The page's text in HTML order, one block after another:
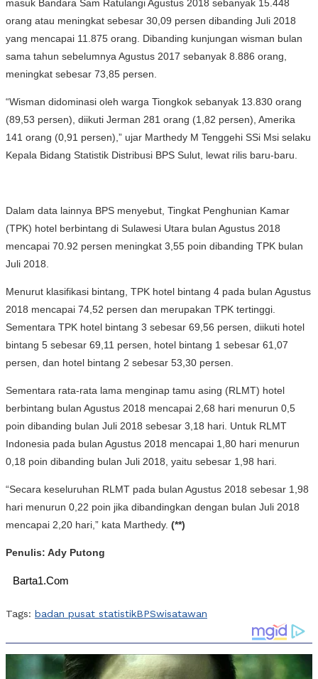
masuk Bandara Sam Ratulangi Agustus 2018 sebanyak 15.448
orang atau meningkat sebesar 30,09 persen dibanding Juli 2018
yang mencapai 11.875 orang. Dibanding kunjungan wisman bulan
sama tahun sebelumnya Agustus 2017 sebanyak 8.886 orang,
meningkat sebesar 73,85 persen.
“Wisman didominasi oleh warga Tiongkok sebanyak 13.830 orang
(89,53 persen), diikuti Jerman 281 orang (1,82 persen), Amerika
141 orang (0,91 persen),” ujar Marthedy M Tenggehi SSi Msi selaku
Kepala Bidang Statistik Distribusi BPS Sulut, lewat rilis baru-baru.
Dalam data lainnya BPS menyebut, Tingkat Penghunian Kamar
(TPK) hotel berbintang di Sulawesi Utara bulan Agustus 2018
mencapai 70.92 persen meningkat 3,55 poin dibanding TPK bulan
Juli 2018.
Menurut klasifikasi bintang, TPK hotel bintang 4 pada bulan Agustus
2018 mencapai 74,52 persen dan merupakan TPK tertinggi.
Sementara TPK hotel bintang 3 sebesar 69,56 persen, diikuti hotel
bintang 5 sebesar 69,11 persen, hotel bintang 1 sebesar 61,07
persen, dan hotel bintang 2 sebesar 53,30 persen.
Sementara rata-rata lama menginap tamu asing (RLMT) hotel
berbintang bulan Agustus 2018 mencapai 2,68 hari menurun 0,5
poin dibanding bulan Juli 2018 sebesar 3,18 hari. Untuk RLMT
Indonesia pada bulan Agustus 2018 mencapai 1,80 hari menurun
0,18 poin dibanding bulan Juli 2018, yaitu sebesar 1,98 hari.
“Secara keseluruhan RLMT pada bulan Agustus 2018 sebesar 1,98
hari menurun 0,22 poin jika dibandingkan dengan bulan Juli 2018
mencapai 2,20 hari,” kata Marthedy. (**)
Penulis: Ady Putong
Barta1.Com
Tags: badan pusat statistikBPSwisatawan